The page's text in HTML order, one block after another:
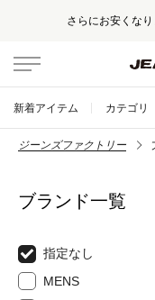
さらにお安くな
新着アイテム カテゴリ
ジーンズファクトリー
ブランド一覧
指定なし
MENS